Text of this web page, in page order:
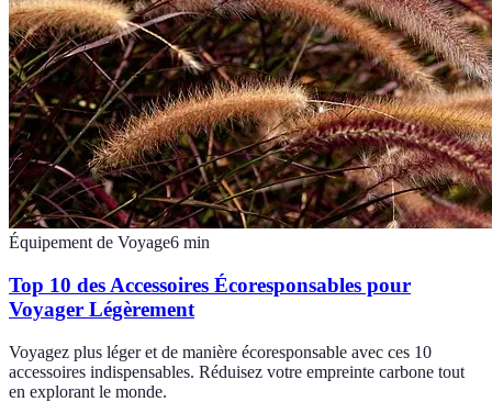
Équipement de Voyage6 min
Top 10 des Accessoires Écoresponsables pour
Voyager Légèrement
Voyagez plus léger et de manière écoresponsable avec ces 10
accessoires indispensables. Réduisez votre empreinte carbone tout
en explorant le monde.